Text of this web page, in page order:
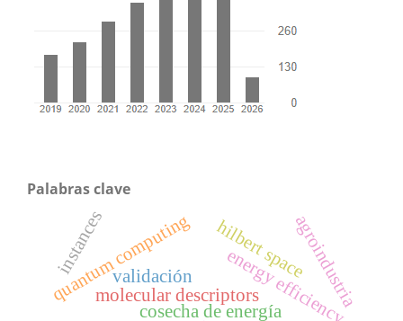
Palabras clave
cosecha de energíaenergy efficiency
molecular descriptors
quantum computing hilbert space
instances agroindustria
validación